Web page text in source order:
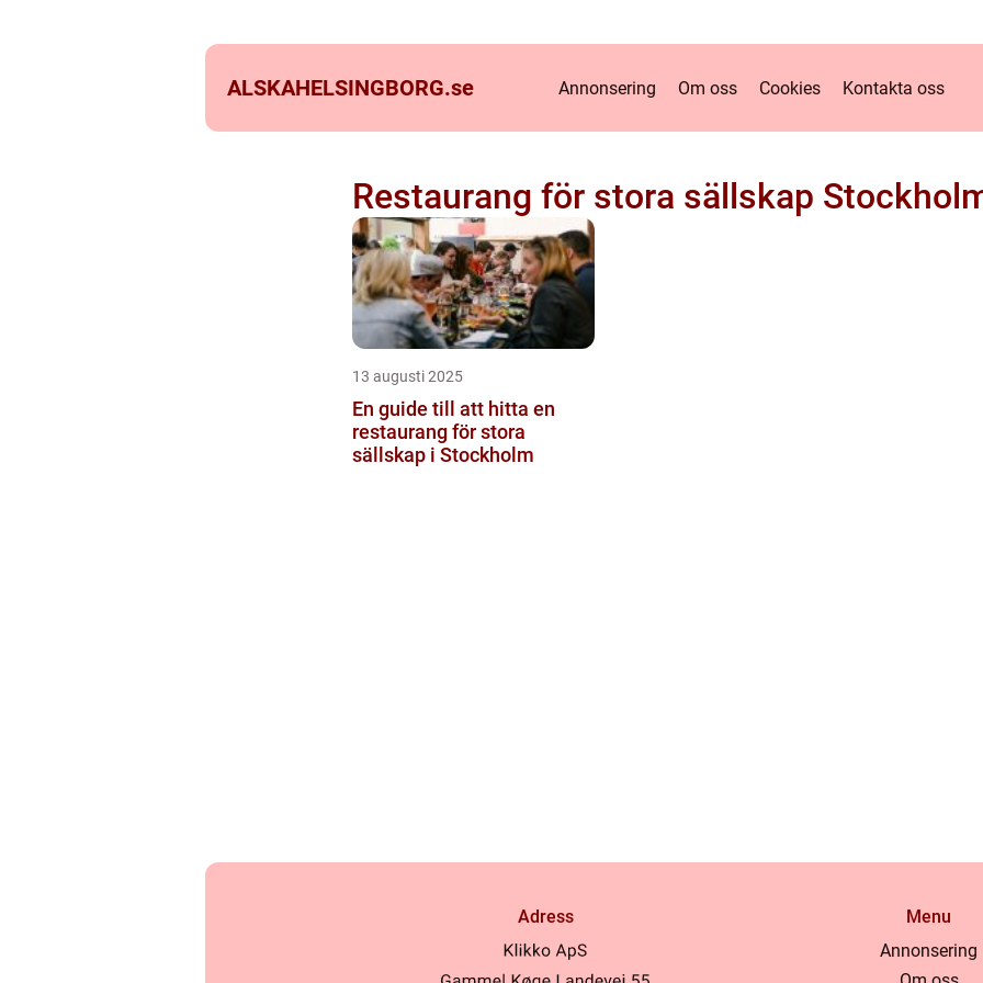
ALSKAHELSINGBORG.se Annonsering Om oss Cookies Kontakta oss
Restaurang för stora sällskap
13 augusti 2025
En guide till att hitta en
restaurang för stora
sällskap i Stockholm
Adress
Menu
Annonsering